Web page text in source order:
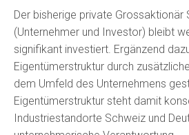
Der bisherige private Grossaktionär
(Unternehmer und Investor) bleibt
signifikant investiert. Ergänzend
Eigentümerstruktur durch
dem Umfeld des Unternehmens
Eigentümerstruktur steht damit
Industriestandorte Schweiz und